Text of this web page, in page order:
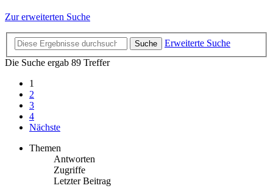
Zur erweiterten Suche
Suche
Erweiterte Suche
Die Suche ergab 89 Treffer
1
2
3
4
Nächste
Themen
Antworten
Zugriffe
Letzter Beitrag